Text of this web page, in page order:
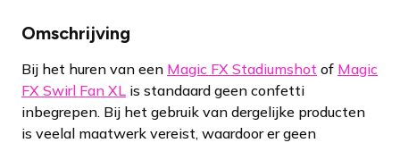
Omschrijving
Bij het huren van een Magic FX Stadiumshot of Magic
FX Swirl Fan XL is standaard geen confetti
inbegrepen. Bij het gebruik van dergelijke producten
is veelal maatwerk vereist, waardoor er geen